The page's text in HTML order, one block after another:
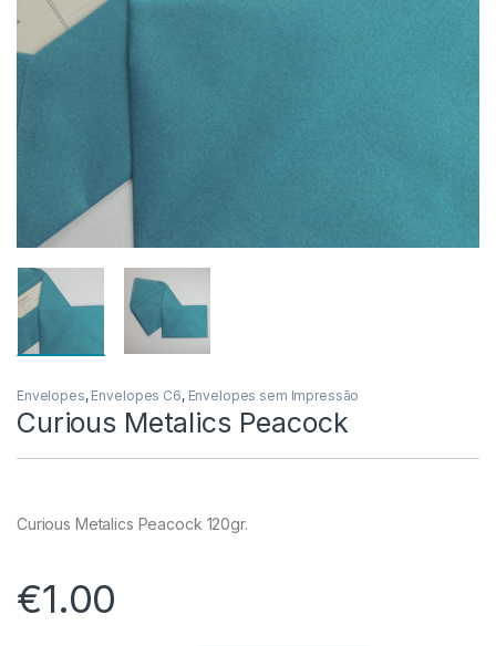
Envelopes, Envelopes C6, Envelopes sem Impressão
Curious Metalics Peacock
Curious Metalics Peacock 120gr.
€1.00